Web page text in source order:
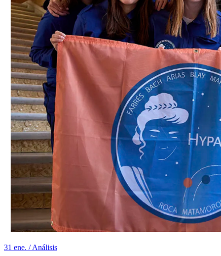
31 ene. / Análisis